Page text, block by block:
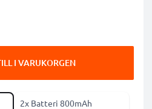
I VARUKORGEN
2x Batteri 800mAh